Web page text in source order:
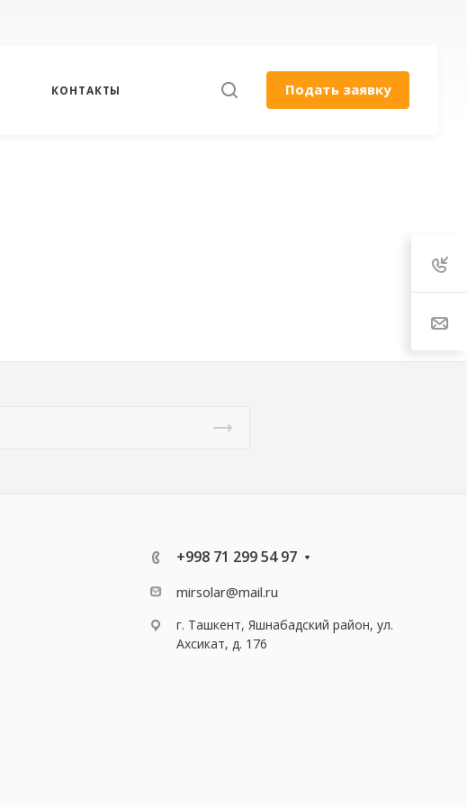
КОНТАКТЫ Подать заявку
+998 71 299 54 97
mirsolar@mail.ru
г. Ташкент, Яшнабадский район, ул.
Ахсикат, д. 176